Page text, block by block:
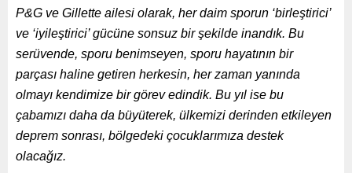
P&G ve Gillette ailesi olarak, her daim sporun ‘birleştirici’
ve ‘iyileştirici’ gücüne sonsuz bir şekilde inandık. Bu
serüvende, sporu benimseyen, sporu hayatının bir
parçası haline getiren herkesin, her zaman yanında
olmayı kendimize bir görev edindik. Bu yıl ise bu
çabamızı daha da büyüterek, ülkemizi derinden etkileyen
deprem sonrası, bölgedeki çocuklarımıza destek
olacağız.